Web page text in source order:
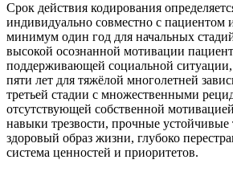
Срок действия кодирования
индивидуально совместно с пациентом
минимум один год для начальных
высокой осознанной мотивации
поддерживающей социальной
пяти лет для тяжёлой многолетней
третьей стадии с множественными
отсутствующей собственной
навыки трезвости, прочные
здоровый образ жизни, глубоко
система ценностей и приоритетов.